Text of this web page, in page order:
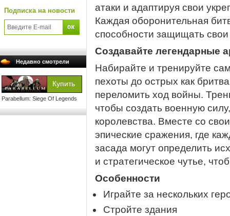
Подписка на новости
Недавно смотрели
Parabellum: Siege Of Legends
атаки и адаптируя свои
Каждая оборонительная
способности защищать
Создавайте легендарные
Набирайте и тренируйте
пехоты до острых как
переломить ход войны.
чтобы создать военную
королевства. Вместе со
эпические сражения, где
засада могут определить
и стратегическое чутье,
Особенности
Играйте за нескольких
Стройте здания